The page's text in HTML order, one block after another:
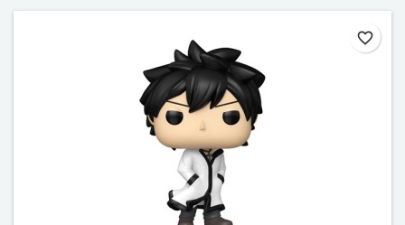
favorite_border